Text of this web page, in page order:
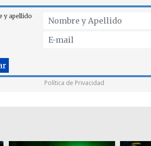
y apellido
Política de Privacidad